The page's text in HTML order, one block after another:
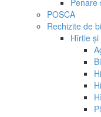
POSCA
Rechizite de
Hîrtie